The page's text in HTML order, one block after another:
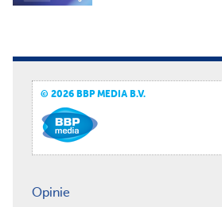
© 2026 BBP MEDIA B.V.
Opinie